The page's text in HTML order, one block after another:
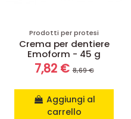
Prodotti per protesi
Crema per dentiere
Emoform - 45 g
7,82 €8,69 €
Aggiungi al
carrello